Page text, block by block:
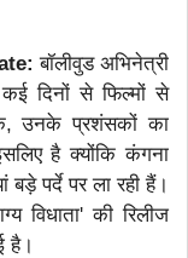
बॉलीवुड अभिनेत्री
दिनों से फिल्मों से
उनके प्रशंसकों का
है क्योंकि कंगना
पर्दे पर ला रही हैं।
विधाता' की रिलीज
है।